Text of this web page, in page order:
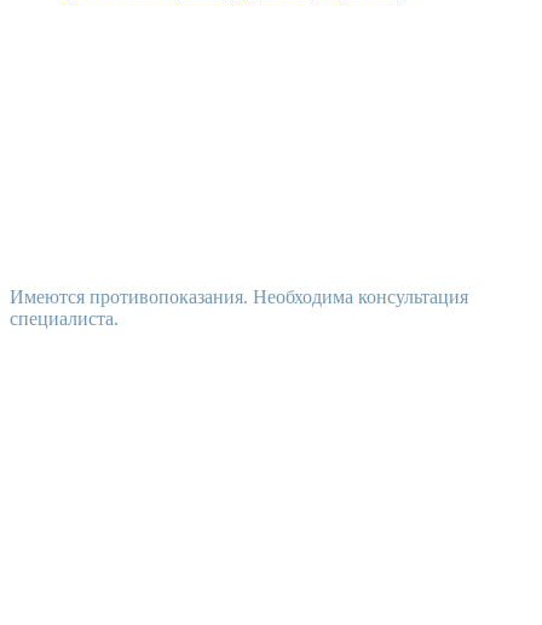
Имеются противопоказания. Необходима консультация
специалиста.